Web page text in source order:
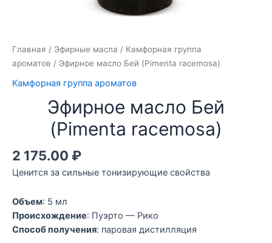
Главная / Эфирные масла / Камфорная группа
ароматов / Эфирное масло Бей (Pimenta racemosa)
Камфорная группа ароматов
Эфирное масло Бей
(Pimenta racemosa)
2 175.00 ₽
Ценится за сильные тонизирующие свойства
Объем: 5 мл
Происхождение: Пуэрто — Рико
Способ получения: паровая дистилляция